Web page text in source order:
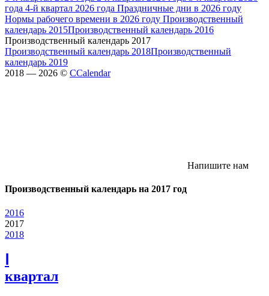
года 4-й квартал 2026 года Праздничные дни в 2026 году
Нормы рабочего времени в 2026 году Производственный
календарь 2015Производственный календарь 2016
Производственный календарь 2017
Производственный календарь 2018Производственный
календарь 2019
2018 — 2026 © CCalendar
Напишите нам
Производственный календарь на 2017 год
2016
2017
2018
квартал